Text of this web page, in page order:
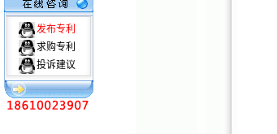
发布专利
求购专利
投诉建议